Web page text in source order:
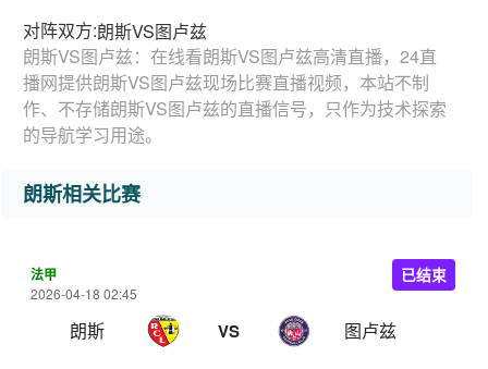
对阵双方:朗斯VS图卢兹
朗斯VS图卢兹：在线看朗斯VS图卢兹高清直播，24直
播网提供朗斯VS图卢兹现场比赛直播视频，本站不制
作、不存储朗斯VS图卢兹的直播信号，只作为技术探索
的导航学习用途。
朗斯相关比赛
法甲
2026-04-18 02:45
朗斯 VS 图卢兹
已结束